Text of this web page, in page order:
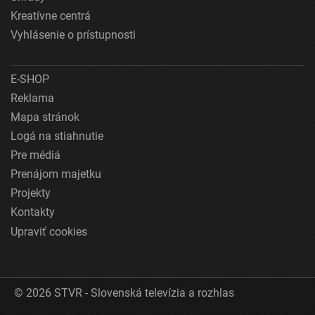
Pochopiť cieľové skupiny na základe štatistík
alebo spájania údajov z rôznych zdrojov
Vývoj a zlepšovanie služieb
Použitie obmedzených údajov na výber obsahu
Špeciálne funkcie IAB:
Používanie presných údajov o geografickej
polohe
vyžiadaných informácií
Účely spracovania, ktoré nie sú v kompetencii IAB:
Funkčné
Kreatívne centrá
Vyhlásenie o prístupnosti
E-SHOP
Reklama
Mapa stránok
Logá na stiahnutie
Pre médiá
Prenájom majetku
Projekty
Kontakty
Upraviť cookies
© 2026 STVR - Slovenská televízia a rozhlas